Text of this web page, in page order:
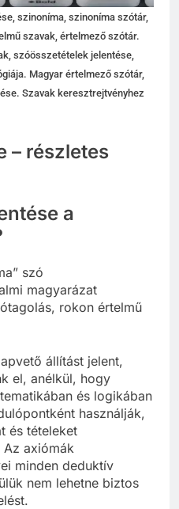
szinoníma, szinoníma szótár,
szavak, értelmező szótár.
szóösszetételek jelentése,
Magyar értelmező szótár,
Szavak keresztrejtvényhez
– részletes
a
szó
magyarázat
rokon értelmű
állítást jelent,
el, anélkül, hogy
és logikában
használják,
és tételeket
Az axiómák
minden deduktív
nem lehetne biztos